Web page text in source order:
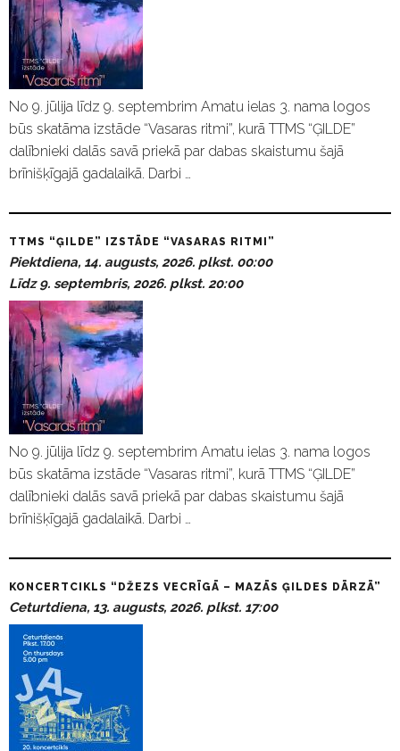
No 9. jūlija līdz 9. septembrim Amatu ielas 3. nama logos
būs skatāma izstāde “Vasaras ritmi”, kurā TTMS “ĢILDE”
dalībnieki dalās savā priekā par dabas skaistumu šajā
brīnišķīgajā gadalaikā. Darbi …
TTMS “ĢILDE” IZSTĀDE “VASARAS RITMI”
Piektdiena, 14. augusts, 2026. plkst. 00:00
Līdz 9. septembris, 2026. plkst. 20:00
No 9. jūlija līdz 9. septembrim Amatu ielas 3. nama logos
būs skatāma izstāde “Vasaras ritmi”, kurā TTMS “ĢILDE”
dalībnieki dalās savā priekā par dabas skaistumu šajā
brīnišķīgajā gadalaikā. Darbi …
KONCERTCIKLS “DŽEZS VECRĪGĀ – MAZĀS ĢILDES DĀRZĀ”
Ceturtdiena, 13. augusts, 2026. plkst. 17:00